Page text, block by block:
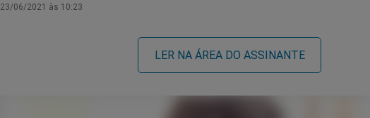
23/06/2021 às 10:23
LER NA ÁREA DO ASSINANTE